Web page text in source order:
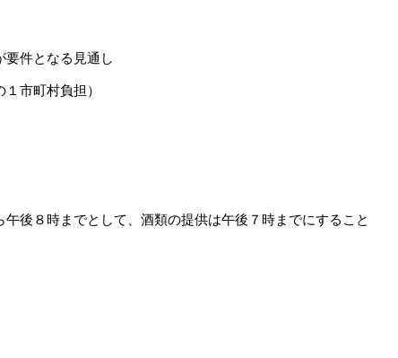
件となる見通し
市町村負担）
８時までとして、酒類の提供は午後７時までにすること